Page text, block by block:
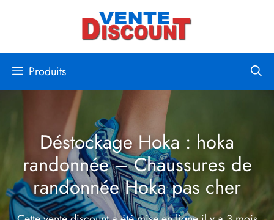
Produits
Déstockage Hoka : hoka
randonnée – Chaussures de
randonnée Hoka pas cher